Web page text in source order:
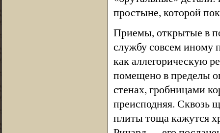
простыне, которой
Приемы, открытые в
службу совсем иному
как аллегорическую
помещено в пределы
стенах, гробницами
преисподняя. Сквозь
плиты тоща кажутся